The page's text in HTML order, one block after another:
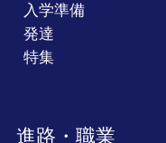
入学準備
発達
特集
進路・職業